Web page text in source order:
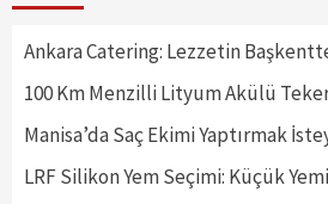
Ankara Catering: Lezzetin
100 Km Menzilli Lityum Akülü
Manisa’da Saç Ekimi Yaptırmak
LRF Silikon Yem Seçimi: Küçük